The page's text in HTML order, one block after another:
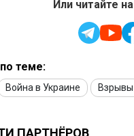
Или читайте
теме:
Война в Украине Взрывы